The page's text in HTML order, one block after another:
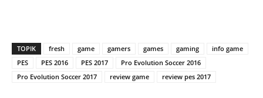
TOPIK fresh game gamers games gaming
info game
PES
PES 2016 PES 2017
Pro Evolution Soccer 2016
Pro Evolution Soccer 2017
review game review pes 2017